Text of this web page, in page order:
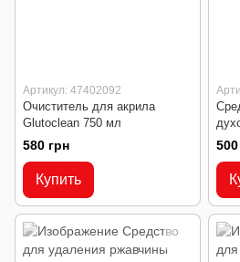
Артикул: 47402092
Очиститель для акрила
Glutoclean 750 мл
580 грн
Купить
750